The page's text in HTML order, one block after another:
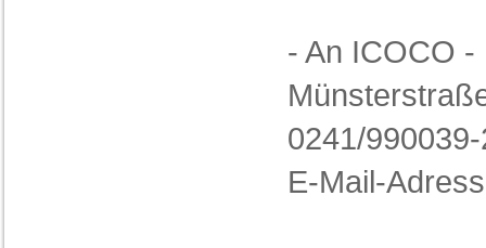
- An ICOCO
0241/
E-Mail-